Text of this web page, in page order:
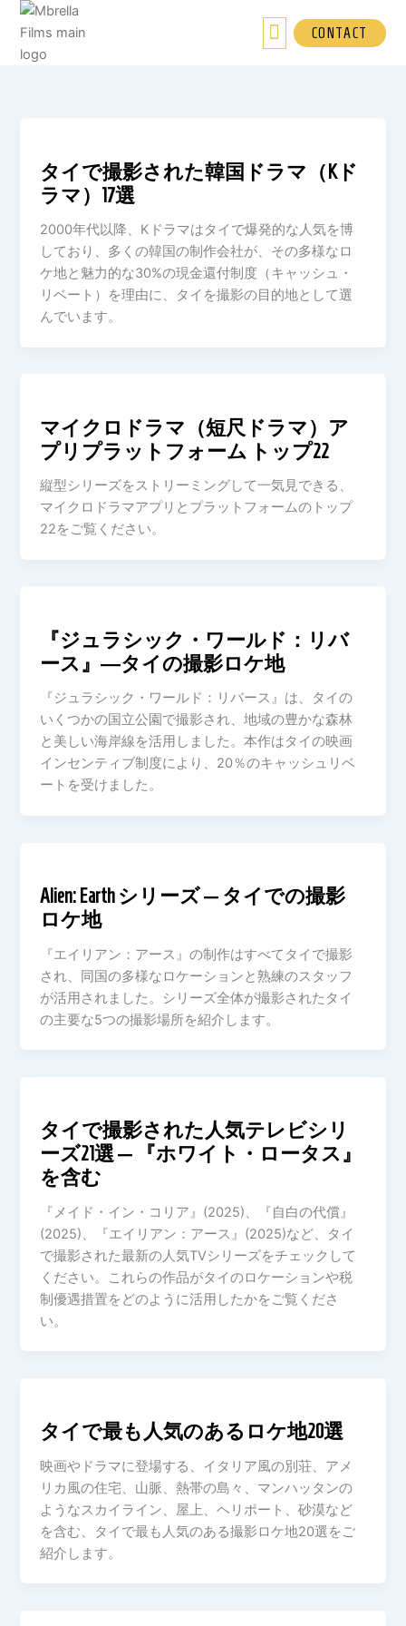
CONTACT
タイで撮影された韓国ドラマ（Kド
ラマ）17選
2000年代以降、Kドラマはタイで爆発的な人気を博
しており、多くの韓国の制作会社が、その多様なロ
ケ地と魅力的な30%の現金還付制度（キャッシュ・
リベート）を理由に、タイを撮影の目的地として選
んでいます。
マイクロドラマ（短尺ドラマ）ア
プリプラットフォーム トップ22
縦型シリーズをストリーミングして一気見できる、
マイクロドラマアプリとプラットフォームのトップ
22をご覧ください。
『ジュラシック・ワールド：リバ
ース』―タイの撮影ロケ地
『ジュラシック・ワールド：リバース』は、タイの
いくつかの国立公園で撮影され、地域の豊かな森林
と美しい海岸線を活用しました。本作はタイの映画
インセンティブ制度により、20％のキャッシュリベ
ートを受けました。
Alien: Earth シリーズ — タイでの撮影
ロケ地
『エイリアン：アース』の制作はすべてタイで撮影
され、同国の多様なロケーションと熟練のスタッフ
が活用されました。シリーズ全体が撮影されたタイ
の主要な5つの撮影場所を紹介します。
タイで撮影された人気テレビシリ
ーズ21選 — 『ホワイト・ロータス』
を含む
『メイド・イン・コリア』(2025)、『自白の代償』
(2025)、『エイリアン：アース』(2025)など、タイ
で撮影された最新の人気TVシリーズをチェックして
ください。これらの作品がタイのロケーションや税
制優遇措置をどのように活用したかをご覧くださ
い。
タイで最も人気のあるロケ地20選
映画やドラマに登場する、イタリア風の別荘、アメ
リカ風の住宅、山脈、熱帯の島々、マンハッタンの
ようなスカイライン、屋上、ヘリポート、砂漠など
を含む、タイで最も人気のある撮影ロケ地20選をご
紹介します。